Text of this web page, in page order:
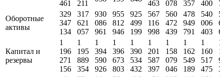
461
211
463
078
357
400
Оборотные
активы
329
347
134
317
621
057
930
086
961
955
812
946
925
499
199
567
116
998
560
472
439
478
949
791
540
006
403
Капитал и
резервы
1
196
271
156
1
195
889
354
1
394
590
926
1
396
673
803
1
390
534
432
1
201
587
397
1
158
079
046
1
162
549
189
1
160
517
475